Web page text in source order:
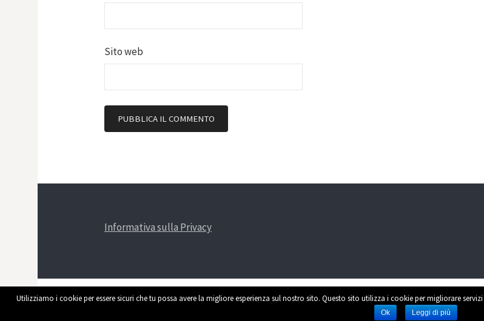
Sito web
Informativa sulla Privacy
Utilizziamo i cookie per essere sicuri che tu possa avere la migliore esperienza sul nostro sito. Questo sito utilizza i cookie per migliorare
Ok Leggi di più